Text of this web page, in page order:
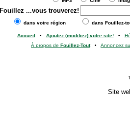
Fouillez ...vous trouverez!
dans votre région dans Fouillez-
Accueil • Ajoutez (modifiez) votre site!•
À propos de Fouillez-Tout• Annoncez
Site